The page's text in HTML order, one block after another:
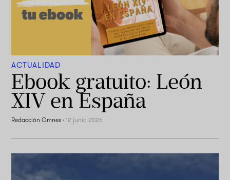
ACTUALIDAD
Ebook gratuito: León
XIV en España
Redacción Omnes ·12 junio 2026